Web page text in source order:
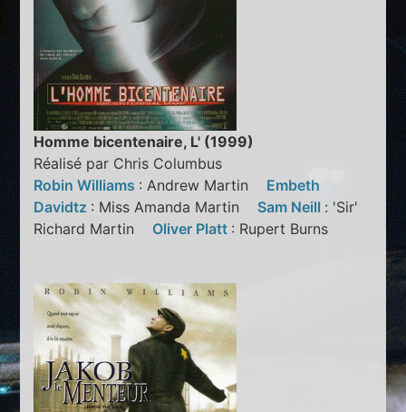
Homme bicentenaire, L' (1999)
Réalisé par Chris Columbus
Robin Williams : Andrew Martin Embeth
Davidtz : Miss Amanda Martin Sam Neill : 'Sir'
Richard Martin Oliver Platt : Rupert Burns